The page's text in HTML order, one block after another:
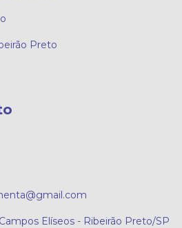
Preto
Elíseos - Ribeirão Preto/SP